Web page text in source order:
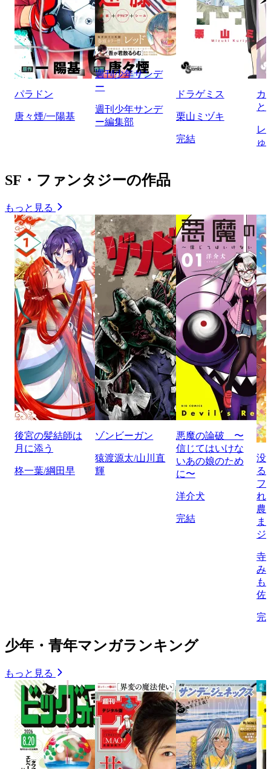
パラドン
唐々煙/一陽基
週刊少年サンデ
ー
週刊少年サンデ
ー編集部
ドラゲミス
栗山ミヅキ
完結
カ
と
レ
ゅ
SF・ファンタジーの作品
もっと見る
後宮の髪結師は
月に添う
柊一葉/綱田早
ゾンビーガン
猿渡源太/山川直
輝
悪魔の論破 〜
信じてはいけな
いあの娘のため
に〜
洋介犬
完結
没
る
フ
れ
農
ま
ジ
寺
み
も
佐
完
少年・青年マンガランキング
もっと見る